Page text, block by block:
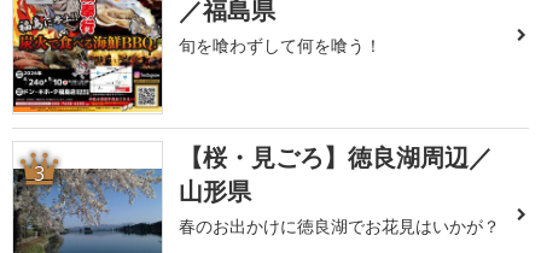
／福島県
旬を喰わずして何を喰う！
3
【桜・見ごろ】徳良湖周辺／
山形県
春のお出かけに徳良湖でお花見はいかが？